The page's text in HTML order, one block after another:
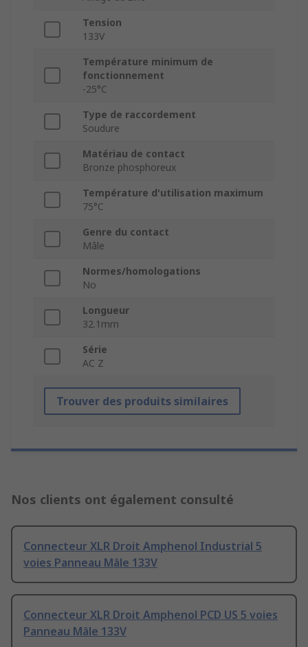
Tension
133V
Température minimum de
fonctionnement
-25°C
Type de raccordement
Soudure
Matériau de contact
Bronze phosphoreux
Température d'utilisation maximum
75°C
Genre du contact
Mâle
Normes/homologations
No
Longueur
32.1mm
Série
AC Z
Trouver des produits similaires
Nos clients ont également consulté
Connecteur XLR Droit Amphenol Industrial 5
voies Panneau Mâle 133V
Connecteur XLR Droit Amphenol PCD US 5 voies
Panneau Mâle 133V